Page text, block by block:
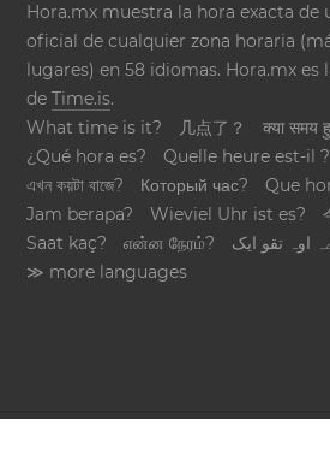
Hora.mx muestra la hora exacta de
oficial de cualquier zona horaria
lugares) en 58 idiomas. Hora.mx es
deTime.is.
What time is it?
几点了？
क्या समय
¿Qué hora es?
Quelle heure est-il ?
এখন কয়টা বাজে?
Который час?
Que
Jam berapa?
Wieviel Uhr ist es?
Saat kaç?
என்ன நேரம்?
اوہ تقو ایک
≫ more languages